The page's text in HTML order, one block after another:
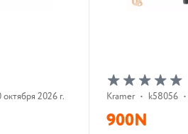
2026 г. Kramer • k58056 •
900N